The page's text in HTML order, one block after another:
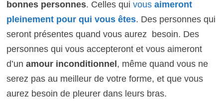
bonnes personnes. Celles qui vous aimeront
pleinement pour qui vous êtes. Des personnes qui
seront présentes quand vous aurez besoin. Des
personnes qui vous accepteront et vous aimeront
d’un amour inconditionnel, même quand vous ne
serez pas au meilleur de votre forme, et que vous
aurez besoin de pleurer dans leurs bras.